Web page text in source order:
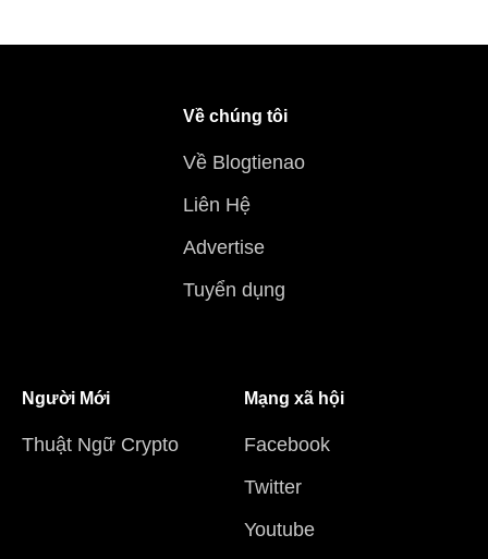
Về chúng tôi
Về Blogtienao
Liên Hệ
Advertise
Tuyển dụng
Người Mới
Thuật Ngữ Crypto
Mạng xã hội
Facebook
Twitter
Youtube